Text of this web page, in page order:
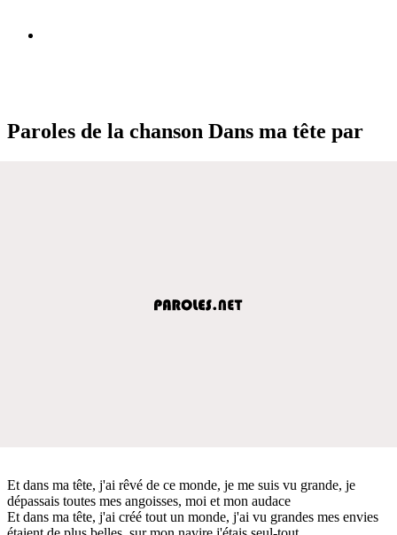
Paroles de la chanson Dans ma tête par
Et dans ma tête, j'ai rêvé de ce monde, je me suis vu grande, je
dépassais toutes mes angoisses, moi et mon audace
Et dans ma tête, j'ai créé tout un monde, j'ai vu grandes mes envies